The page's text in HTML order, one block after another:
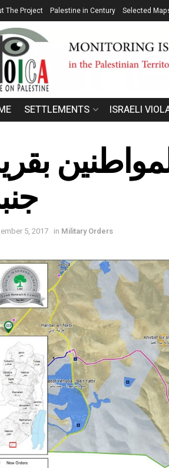
The Project Palestine in Century Selected
SETTLEMENTS ISRAELI
5, 2017 in Military Orders